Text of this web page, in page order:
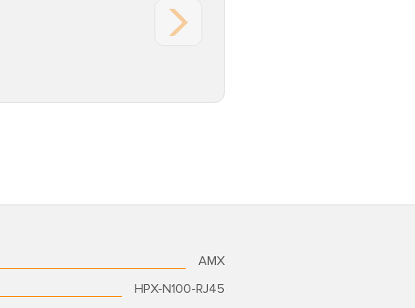
AMX
HPX-N100-RJ45